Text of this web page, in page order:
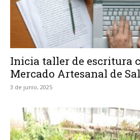
Inicia taller de escritura
Mercado Artesanal de
3 de junio, 2025